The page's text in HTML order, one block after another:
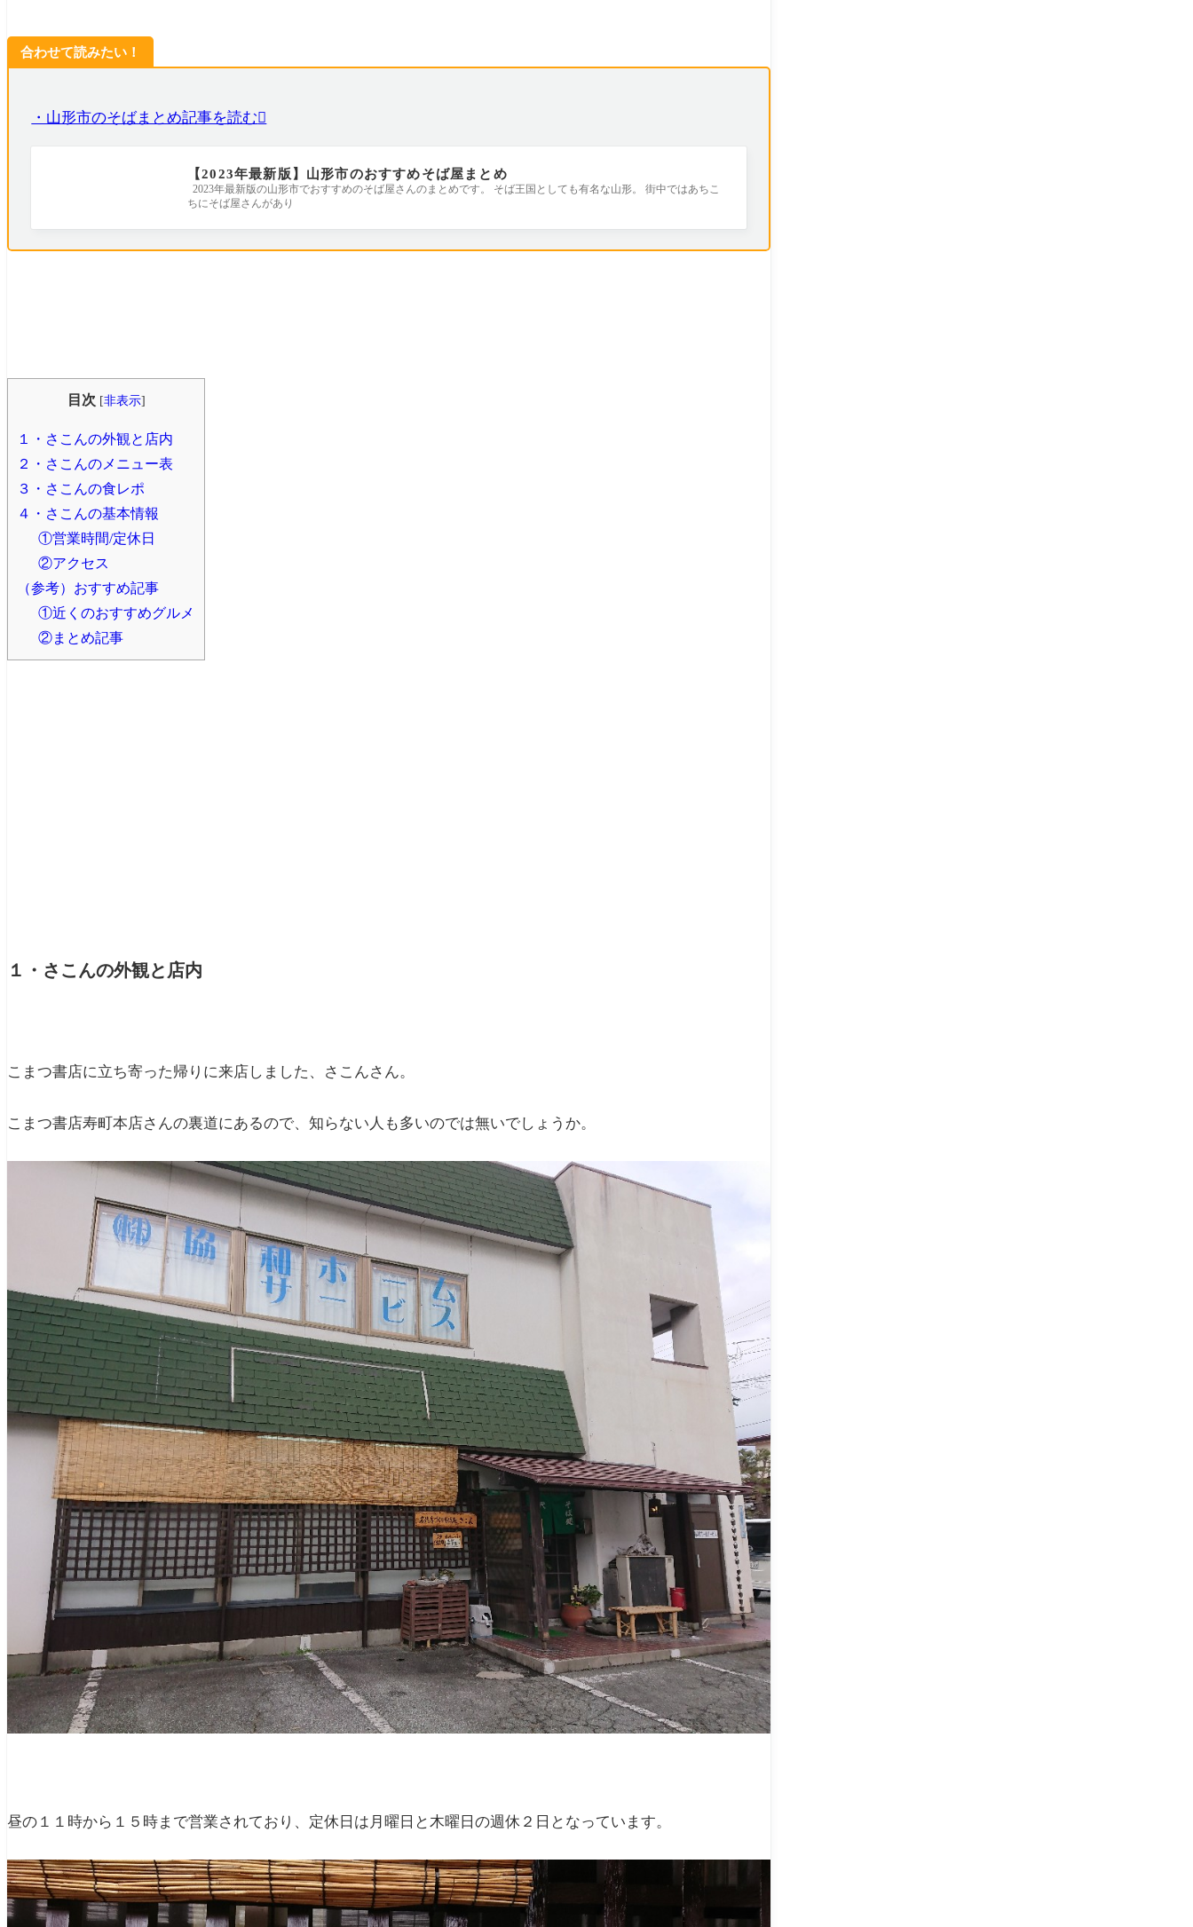
合わせて読みたい！
・山形市のそばまとめ記事を読む
【2023年最新版】山形市のおすすめそば屋まとめ
2023年最新版の山形市でおすすめのそば屋さんのまとめです。 そば王国としても有名な山形。 街中ではあちこ
ちにそば屋さんがあり
目次 [非表示]
１・さこんの外観と店内
２・さこんのメニュー表
３・さこんの食レポ
４・さこんの基本情報
①営業時間/定休日
②アクセス
（参考）おすすめ記事
①近くのおすすめグルメ
②まとめ記事
１・さこんの外観と店内
こまつ書店に立ち寄った帰りに来店しました、さこんさん。
こまつ書店寿町本店さんの裏道にあるので、知らない人も多いのでは無いでしょうか。
昼の１１時から１５時まで営業されており、定休日は月曜日と木曜日の週休２日となっています。